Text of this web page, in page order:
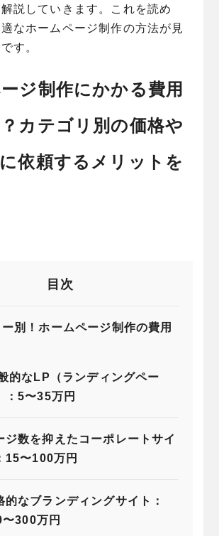
説していきます。これを読め
なホームページ制作の方法が見
す。
ジ制作にかかる費用
カテゴリ別の価格や
依頼するメリットを
目次
別！ホームページ制作の費用
的なLP（ランディングペー
：5〜35万円
ジ数を抑えたコーポレートサイ
15〜100万円
的なブランディングサイト：
300万円